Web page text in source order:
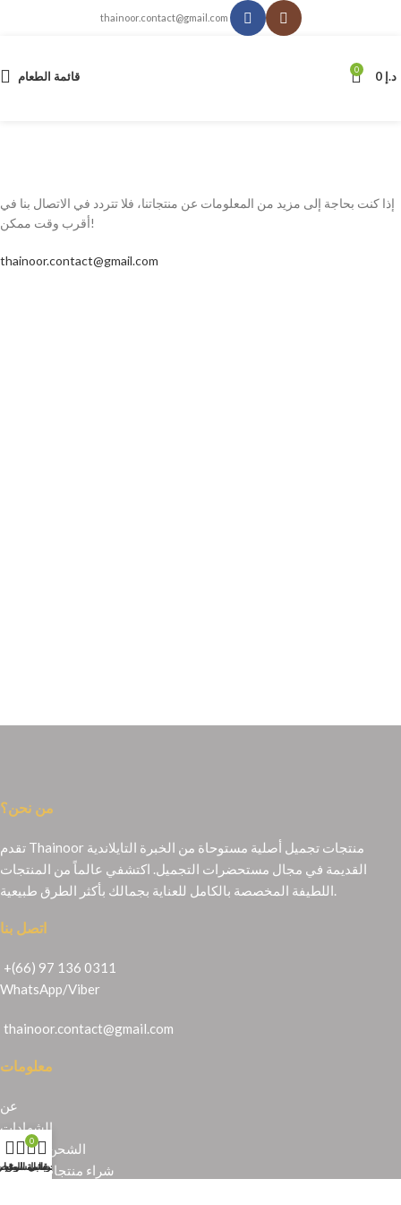
thainoor.contact@gmail.com
قائمة الطعام 0 د.إ
إذا كنت بحاجة إلى مزيد من المعلومات عن منتجاتنا، فلا تتردد في الاتصال بنا في
أقرب وقت ممكن!
thainoor.contact@gmail.com
من نحن؟
تقدم Thainoor منتجات تجميل أصلية مستوحاة من الخبرة التايلاندية
القديمة في مجال مستحضرات التجميل. اكتشفي عالماً من المنتجات
اتصل بنا
+(66) 97 136 0311
WhatsApp/Viber
thainoor.contact@gmail.com
معلومات
عن
الشهادات
الشحن والإرجاع
شراء منتجات تايلندية
قائمة
0
عربة التسوق
حسابي